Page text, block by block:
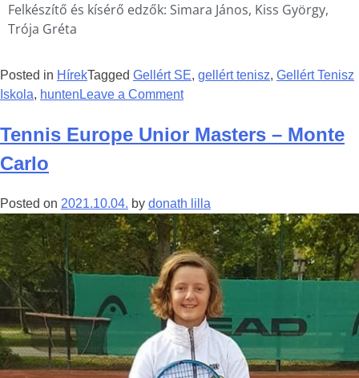
Felkészítő és kísérő edzők: Simara János, Kiss György,
Trója Gréta
Posted in HírekTagged Gellért SE, gellért tenisz, Gellért Tenisz
Iskola, huntenLeave a Comment
Tennis Europe Unior Masters – Monte
Carlo
Posted on 2021.10.04. by donath lilla